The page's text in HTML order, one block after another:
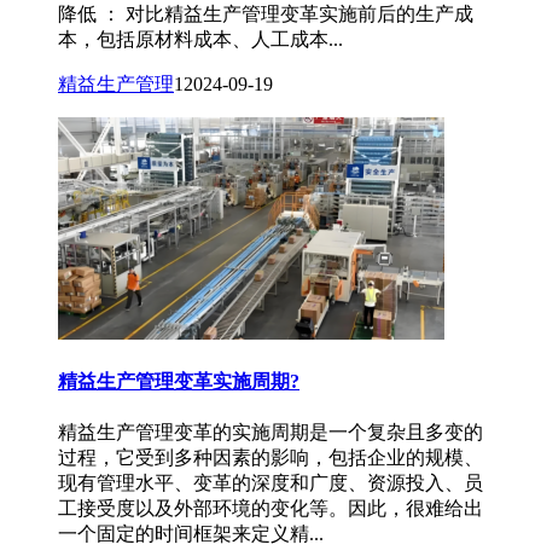
降低 ： 对比精益生产管理变革实施前后的生产成
本，包括原材料成本、人工成本...
精益生产管理1 2024-09-19
精益生产管理变革实施周期?
精益生产管理变革的实施周期是一个复杂且多变的
过程，它受到多种因素的影响，包括企业的规模、
现有管理水平、变革的深度和广度、资源投入、员
工接受度以及外部环境的变化等。因此，很难给出
一个固定的时间框架来定义精...